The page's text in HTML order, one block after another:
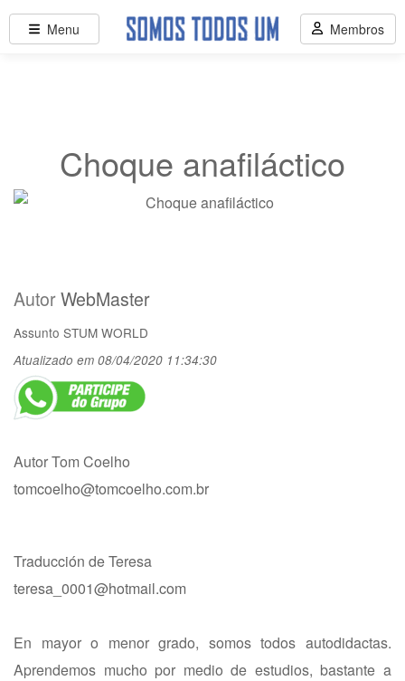
Choque anafiláctico
AutorWebMaster
Assunto STUM WORLD
Atualizado em 08/04/2020 11:34:30
Autor Tom Coelho
tomcoelho@tomcoelho.com.br
Traducción de Teresa
teresa_0001@hotmail.com
En mayor o menor grado, somos todos autodidactas.
Aprendemos mucho por medio de estudios, bastante a
Menu Membros